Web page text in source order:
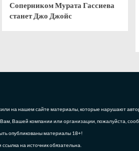
Соперником Мурата Гассиева
станет Джо Джойс
на нашем сайте материалы, которые нарушают
Вашей компании или организации, пожалуйста,
опубликованы материалы 18+!
на источник обязательна.